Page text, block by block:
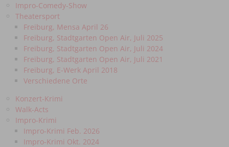
Impro-Comedy-Show
Theatersport
Freiburg, Mensa April 26
Freiburg, Stadtgarten Open Air, Juli 2025
Freiburg, Stadtgarten Open Air, Juli 2024
Freiburg, Stadtgarten Open Air, Juli 2021
Freiburg, E-Werk April 2018
Verschiedene Orte
Konzert-Krimi
Walk-Acts
Impro-Krimi
Impro-Krimi Feb. 2026
Impro-Krimi Okt. 2024